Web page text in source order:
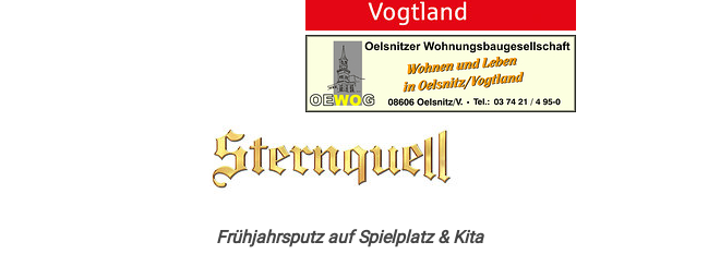
Frühjahrsputz auf Spielplatz & Kita